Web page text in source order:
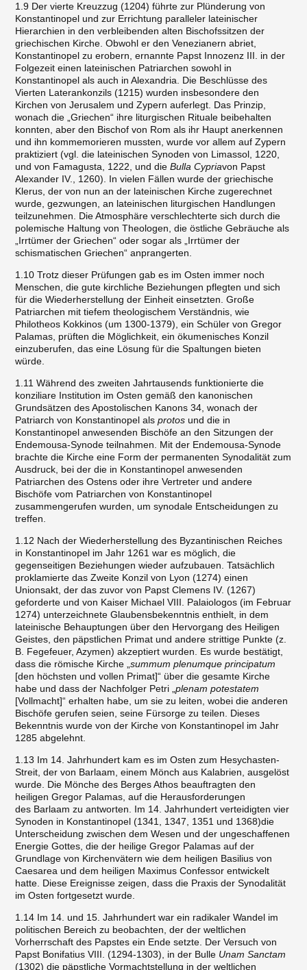
1.9 Der vierte Kreuzzug (1204) führte zur Plünderung von
Konstantinopel und zur Errichtung paralleler lateinischer
Hierarchien in den verbleibenden alten Bischofssitzen der
griechischen Kirche. Obwohl er den Venezianern abriet,
Konstantinopel zu erobern, ernannte Papst Innozenz III. in der
Folgezeit einen lateinischen Patriarchen sowohl in
Konstantinopel als auch in Alexandria. Die Beschlüsse des
Vierten Laterankonzils (1215) wurden insbesondere den
Kirchen von Jerusalem und Zypern auferlegt. Das Prinzip,
wonach die „Griechen“ ihre liturgischen Rituale beibehalten
konnten, aber den Bischof von Rom als ihr Haupt anerkennen
und ihn kommemorieren mussten, wurde vor allem auf Zypern
praktiziert (vgl. die lateinischen Synoden von Limassol, 1220,
und von Famagusta, 1222, und dieBulla Cypriavon Papst
Alexander IV., 1260). In vielen Fällen wurde der griechische
Klerus, der von nun an der lateinischen Kirche zugerechnet
wurde, gezwungen, an lateinischen liturgischen Handlungen
teilzunehmen. Die Atmosphäre verschlechterte sich durch die
polemische Haltung von Theologen, die östliche Gebräuche als
„Irrtümer der Griechen“ oder sogar als „Irrtümer der
schismatischen Griechen“ anprangerten.
1.10 Trotz dieser Prüfungen gab es im Osten immer noch
Menschen, die gute kirchliche Beziehungen pflegten und sich
für die Wiederherstellung der Einheit einsetzten. Große
Patriarchen mit tiefem theologischem Verständnis, wie
Philotheos Kokkinos (um 1300-1379), ein Schüler von Gregor
Palamas, prüften die Möglichkeit, ein ökumenisches Konzil
einzuberufen, das eine Lösung für die Spaltungen bieten
würde.
1.11 Während des zweiten Jahrtausends funktionierte die
konziliare Institution im Osten gemäß den kanonischen
Grundsätzen des Apostolischen Kanons 34, wonach der
Patriarch von Konstantinopel alsprotos und die in
Konstantinopel anwesenden Bischöfe an den Sitzungen der
Endemousa-Synode teilnahmen. Mit der Endemousa-Synode
brachte die Kirche eine Form der permanenten Synodalität zum
Ausdruck, bei der die in Konstantinopel anwesenden
Patriarchen des Ostens oder ihre Vertreter und andere
Bischöfe vom Patriarchen von Konstantinopel
zusammengerufen wurden, um synodale Entscheidungen zu
treffen.
1.12 Nach der Wiederherstellung des Byzantinischen Reiches
in Konstantinopel im Jahr 1261 war es möglich, die
gegenseitigen Beziehungen wieder aufzubauen. Tatsächlich
proklamierte das Zweite Konzil von Lyon (1274) einen
Unionsakt, der das zuvor von Papst Clemens IV. (1267)
geforderte und von Kaiser Michael VIII. Palaiologos (im Februar
1274) unterzeichnete Glaubensbekenntnis enthielt, in dem
lateinische Behauptungen über den Hervorgang des Heiligen
Geistes, den päpstlichen Primat und andere strittige Punkte (z.
B. Fegefeuer, Azymen) akzeptiert wurden. Es wurde bestätigt,
dass die römische Kirche „summum plenumque principatum
[den höchsten und vollen Primat]“ über die gesamte Kirche
habe und dass der Nachfolger Petri „plenam potestatem
[Vollmacht]“ erhalten habe, um sie zu leiten, wobei die anderen
Bischöfe gerufen seien, seine Fürsorge zu teilen. Dieses
Bekenntnis wurde von der Kirche von Konstantinopel im Jahr
1285 abgelehnt.
1.13 Im 14. Jahrhundert kam es im Osten zum Hesychasten-
Streit, der von Barlaam, einem Mönch aus Kalabrien, ausgelöst
wurde. Die Mönche des Berges Athos beauftragten den
heiligen Gregor Palamas, auf die Herausforderungen
des Barlaam zu antworten. Im 14. Jahrhundert verteidigten vier
Synoden in Konstantinopel (1341, 1347, 1351 und 1368)die
Unterscheidung zwischen dem Wesen und der ungeschaffenen
Energie Gottes, die der heilige Gregor Palamas auf der
Grundlage von Kirchenvätern wie dem heiligen Basilius von
Caesarea und dem heiligen Maximus Confessor entwickelt
hatte. Diese Ereignisse zeigen, dass die Praxis der Synodalität
im Osten fortgesetzt wurde.
1.14 Im 14. und 15. Jahrhundert war ein radikaler Wandel im
politischen Bereich zu beobachten, der der weltlichen
Vorherrschaft des Papstes ein Ende setzte. Der Versuch von
Papst Bonifatius VIII. (1294-1303), in der Bulle Unam Sanctam
(1302) die päpstliche Vormachtstellung in der weltlichen